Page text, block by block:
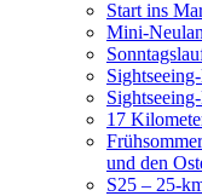
Start ins
Mini-
17
und den
S25 – 25-